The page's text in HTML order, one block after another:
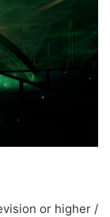
or higher /